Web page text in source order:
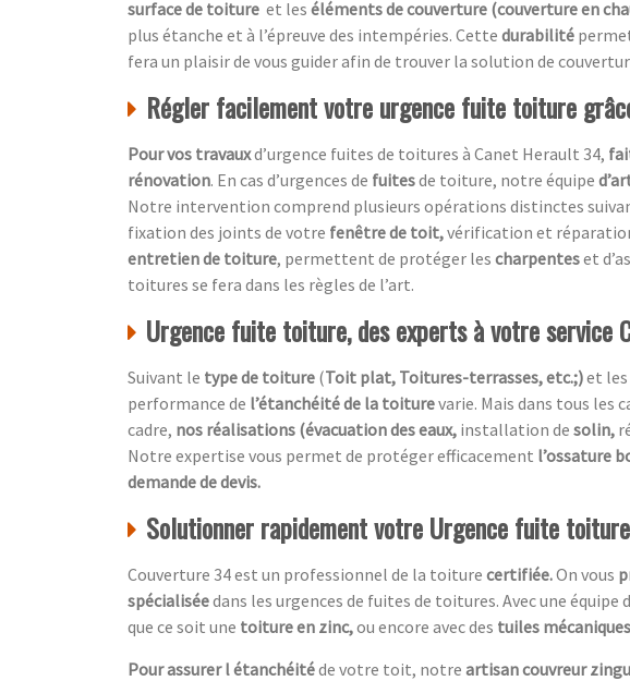
surface de toiture et les éléments de couverture (couverture en
plus étanche et à l’épreuve des intempéries. Cette durabilité
fera un plaisir de vous guider afin de trouver la solution de
Régler facilement votre urgence fuite toiture
Pour vos travauxd’urgence fuites de toitures à Canet Herault 34,
rénovation. En cas d’urgences de fuitesde toiture, notre équipe
Notre intervention comprend plusieurs opérations distinctes
fixation des joints de votre fenêtre de toit,vérification et
entretien de toiture, permettent de protéger les charpenteset
toitures se fera dans les règles de l’art.
Urgence fuite toiture, des experts à votre service
Suivant le type de toiture (Toit plat, Toitures-terrasses, etc.;)et les
performance de l’étanchéité de la toiturevarie. Mais dans tous les
cadre, nos réalisations (évacuation des eaux, installation de solin,
Notre expertise vous permet de protéger efficacement l’ossature
demande de devis.
Solutionner rapidement votre Urgence fuite toiture
Couverture 34 est un professionnel de la toiture certifiée.On vous
spécialiséedans les urgences de fuites de toitures. Avec une
que ce soit une toiture en zinc,ou encore avec des tuiles
Pour assurer l étanchéitéde votre toit, notre artisan couvreur